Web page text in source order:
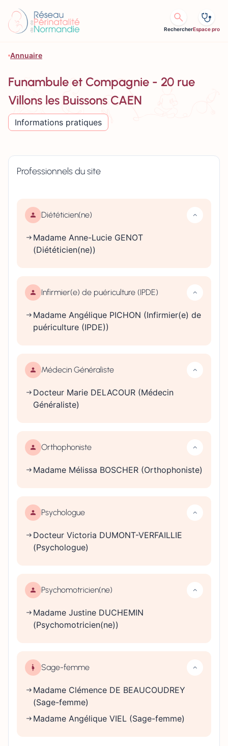
RechercherEspace pro
Annuaire
Funambule et Compagnie - 20 rue
Villons les Buissons CAEN
Informations pratiques
Professionnels du site
Diététicien(ne)
Madame Anne-Lucie GENOT
(Diététicien(ne))
Infirmier(e) de puériculture (IPDE)
Madame Angélique PICHON (Infirmier(e) de
puériculture (IPDE))
Médecin Généraliste
Docteur Marie DELACOUR (Médecin
Généraliste)
Orthophoniste
Madame Mélissa BOSCHER (Orthophoniste)
Psychologue
Docteur Victoria DUMONT-VERFAILLIE
(Psychologue)
Psychomotricien(ne)
Madame Justine DUCHEMIN
(Psychomotricien(ne))
Sage-femme
Madame Clémence DE BEAUCOUDREY
(Sage-femme)
Madame Angélique VIEL (Sage-femme)